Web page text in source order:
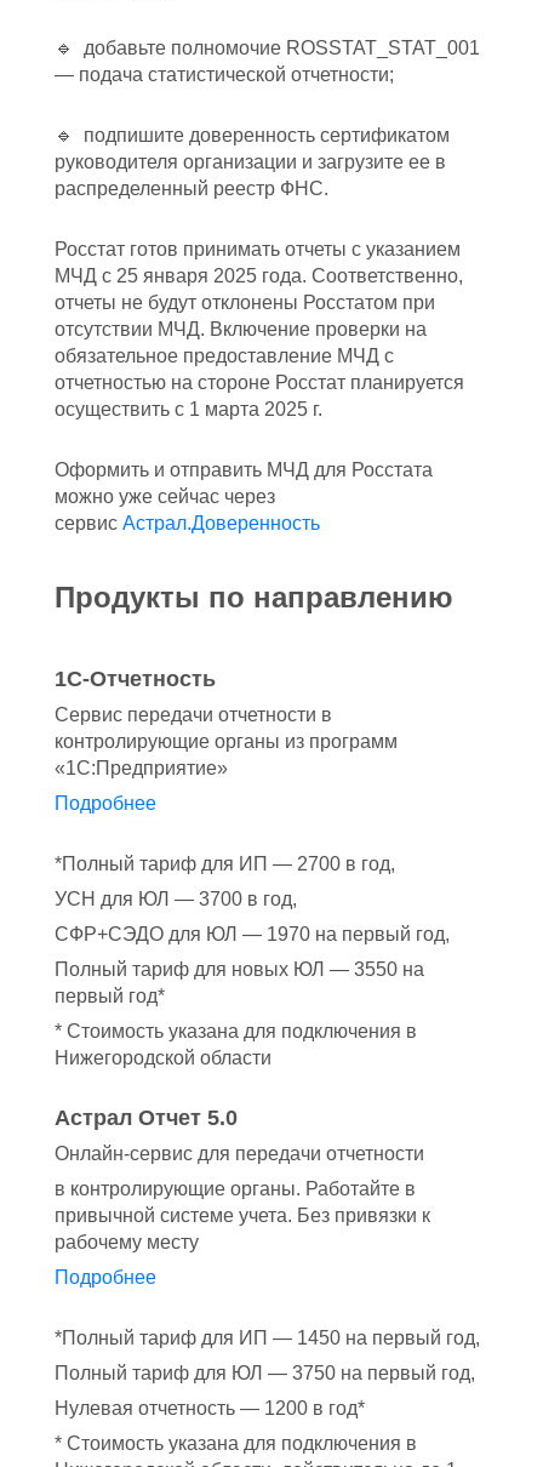
🔹 добавьте полномочие ROSSTAT_STAT_001
— подача статистической отчетности;
🔹 подпишите доверенность сертификатом
руководителя организации и загрузите ее в
распределенный реестр ФНС.
Росстат готов принимать отчеты с указанием
МЧД с 25 января 2025 года. Соответственно,
отчеты не будут отклонены Росстатом при
отсутствии МЧД. Включение проверки на
обязательное предоставление МЧД с
отчетностью на стороне Росстат планируется
осуществить с 1 марта 2025 г.
Оформить и отправить МЧД для Росстата
можно уже сейчас через
сервис Астрал.Доверенность
Продукты по направлению
1С-Отчетность
Сервис передачи отчетности в
контролирующие органы из программ
«1С:Предприятие»
Подробнее
*Полный тариф для ИП — 2700 в год,
УСН для ЮЛ — 3700 в год,
СФР+СЭДО для ЮЛ — 1970 на первый год,
Полный тариф для новых ЮЛ — 3550 на
первый год*
* Стоимость указана для подключения в
Нижегородской области
Астрал Отчет 5.0
Онлайн-сервис для передачи отчетности
в контролирующие органы. Работайте в
привычной системе учета. Без привязки к
рабочему месту
Подробнее
*Полный тариф для ИП — 1450 на первый год,
Полный тариф для ЮЛ — 3750 на первый год,
Нулевая отчетность — 1200 в год*
* Стоимость указана для подключения в